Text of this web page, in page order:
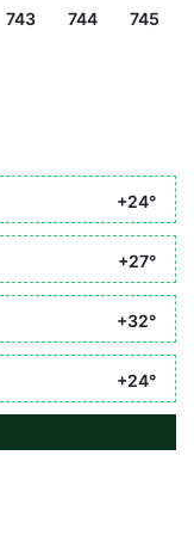
743 744 745
+24°
+27°
+32°
+24°